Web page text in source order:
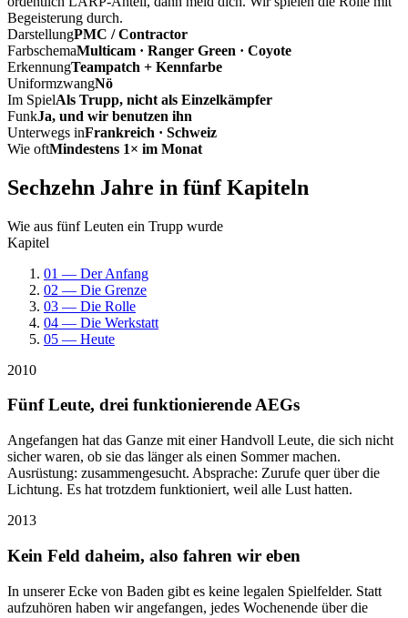
Begeisterung durch.
DarstellungPMC / Contractor
FarbschemaMulticam · Ranger Green · Coyote
ErkennungTeampatch + Kennfarbe
UniformzwangNö
Im SpielAls Trupp, nicht als Einzelkämpfer
FunkJa, und wir benutzen ihn
Unterwegs inFrankreich · Schweiz
Wie oftMindestens 1× im Monat
Sechzehn Jahre in fünf Kapiteln
Wie aus fünf Leuten ein Trupp wurde
Kapitel
01 — Der Anfang
02 — Die Grenze
03 — Die Rolle
04 — Die Werkstatt
05 — Heute
2010
Fünf Leute, drei funktionierende AEGs
Angefangen hat das Ganze mit einer Handvoll Leute, die sich nicht
sicher waren, ob sie das länger als einen Sommer machen.
Ausrüstung: zusammengesucht. Absprache: Zurufe quer über die
Lichtung. Es hat trotzdem funktioniert, weil alle Lust hatten.
2013
Kein Feld daheim, also fahren wir eben
In unserer Ecke von Baden gibt es keine legalen Spielfelder. Statt
aufzuhören haben wir angefangen, jedes Wochenende über die